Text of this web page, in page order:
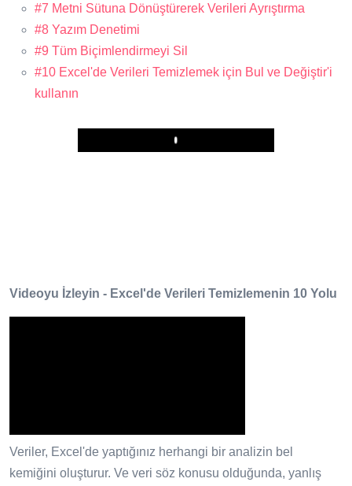
#7 Metni Sütuna Dönüştürerek Verileri Ayrıştırma
#8 Yazım Denetimi
#9 Tüm Biçimlendirmeyi Sil
#10 Excel'de Verileri Temizlemek için Bul ve Değiştir'i
kullanın
Play
Videoyu İzleyin - Excel'de Verileri Temizlemenin 10 Yolu
Veriler, Excel'de yaptığınız herhangi bir analizin bel
kemiğini oluşturur. Ve veri söz konusu olduğunda, yanlış